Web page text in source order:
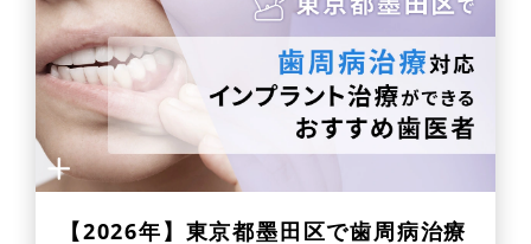
【2026年】 東京都墨田区で歯周病治療